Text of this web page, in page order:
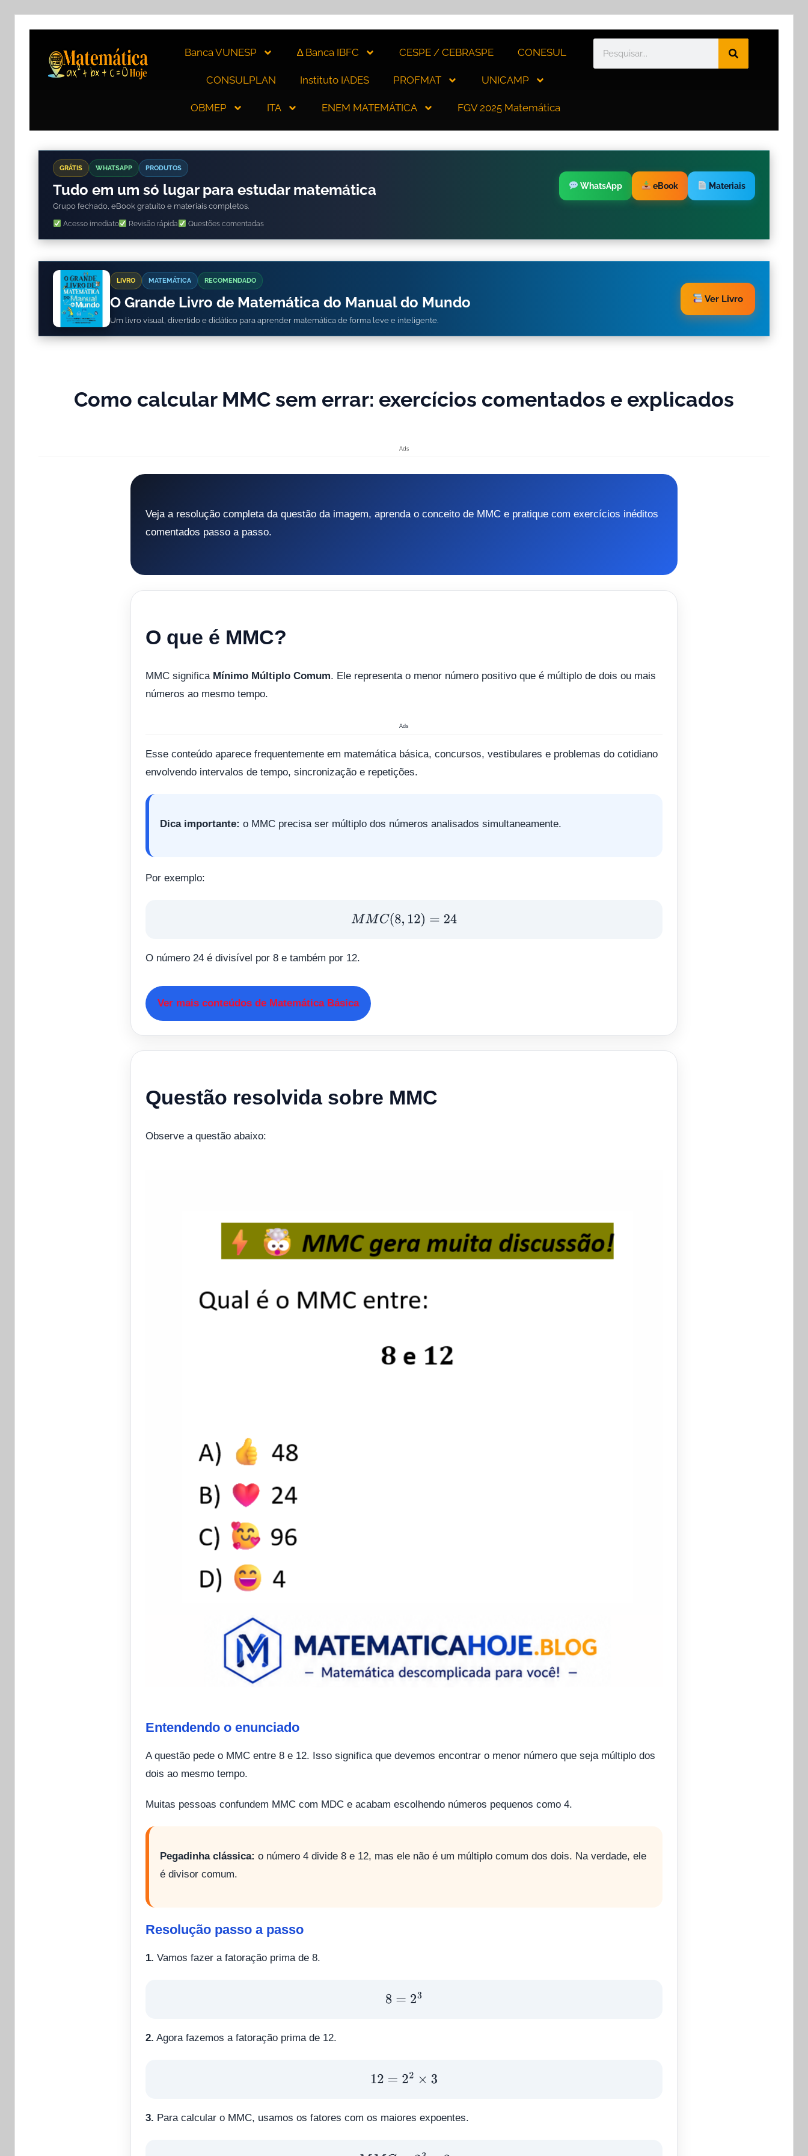
Banca VUNESP ∆ Banca IBFC CESPE / CEBRASPE CONESUL
CONSULPLAN Instituto IADES PROFMAT UNICAMP
OBMEP ITA ENEM MATEMÁTICA FGV 2025 Matemática
GRÁTIS WHATSAPP PRODUTOS
Tudo em um só lugar para estudar matemática
Grupo fechado, eBook gratuito e materiais completos.
WhatsApp eBook Materiais
Acesso imediato Revisão rápida Questões comentadas
LIVRO MATEMÁTICA RECOMENDADO
O Grande Livro de Matemática do Manual do Mundo
Um livro visual, divertido e didático para aprender matemática de forma leve e inteligente.
Ver Livro
Como calcular MMC sem errar: exercícios comentados e explicados
Ads
Veja a resolução completa da questão da imagem, aprenda o conceito de MMC e pratique com exercícios inéditos
comentados passo a passo.
O que é MMC?
MMC significa Mínimo Múltiplo Comum. Ele representa o menor número positivo que é múltiplo de dois ou mais
números ao mesmo tempo.
Ads
Esse conteúdo aparece frequentemente em matemática básica, concursos, vestibulares e problemas do cotidiano
envolvendo intervalos de tempo, sincronização e repetições.
Dica importante: o MMC precisa ser múltiplo dos números analisados simultaneamente.
Por exemplo:
MMC(8,12 )=24
O número 24 é divisível por 8 e também por 12.
Ver mais conteúdos de Matemática Básica
Questão resolvida sobre MMC
Observe a questão abaixo:
Entendendo o enunciado
A questão pede o MMC entre 8 e 12. Isso significa que devemos encontrar o menor número que seja múltiplo dos
dois ao mesmo tempo.
Muitas pessoas confundem MMC com MDC e acabam escolhendo números pequenos como 4.
Pegadinha clássica: o número 4 divide 8 e 12, mas ele não é um múltiplo comum dos dois. Na verdade, ele
é divisor comum.
Resolução passo a passo
1. Vamos fazer a fatoração prima de 8.
8 =23
2. Agora fazemos a fatoração prima de 12.
12 =22×
3. Para calcular o MMC, usamos os fatores com os maiores expoentes.